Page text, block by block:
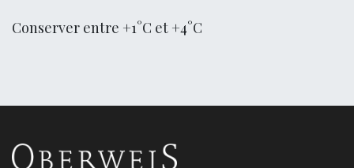
Conserver entre +1°C et +4°C